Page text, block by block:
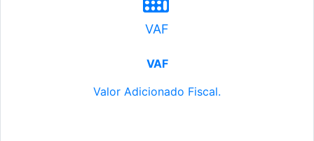
VAF
VAF
Valor Adicionado Fiscal.